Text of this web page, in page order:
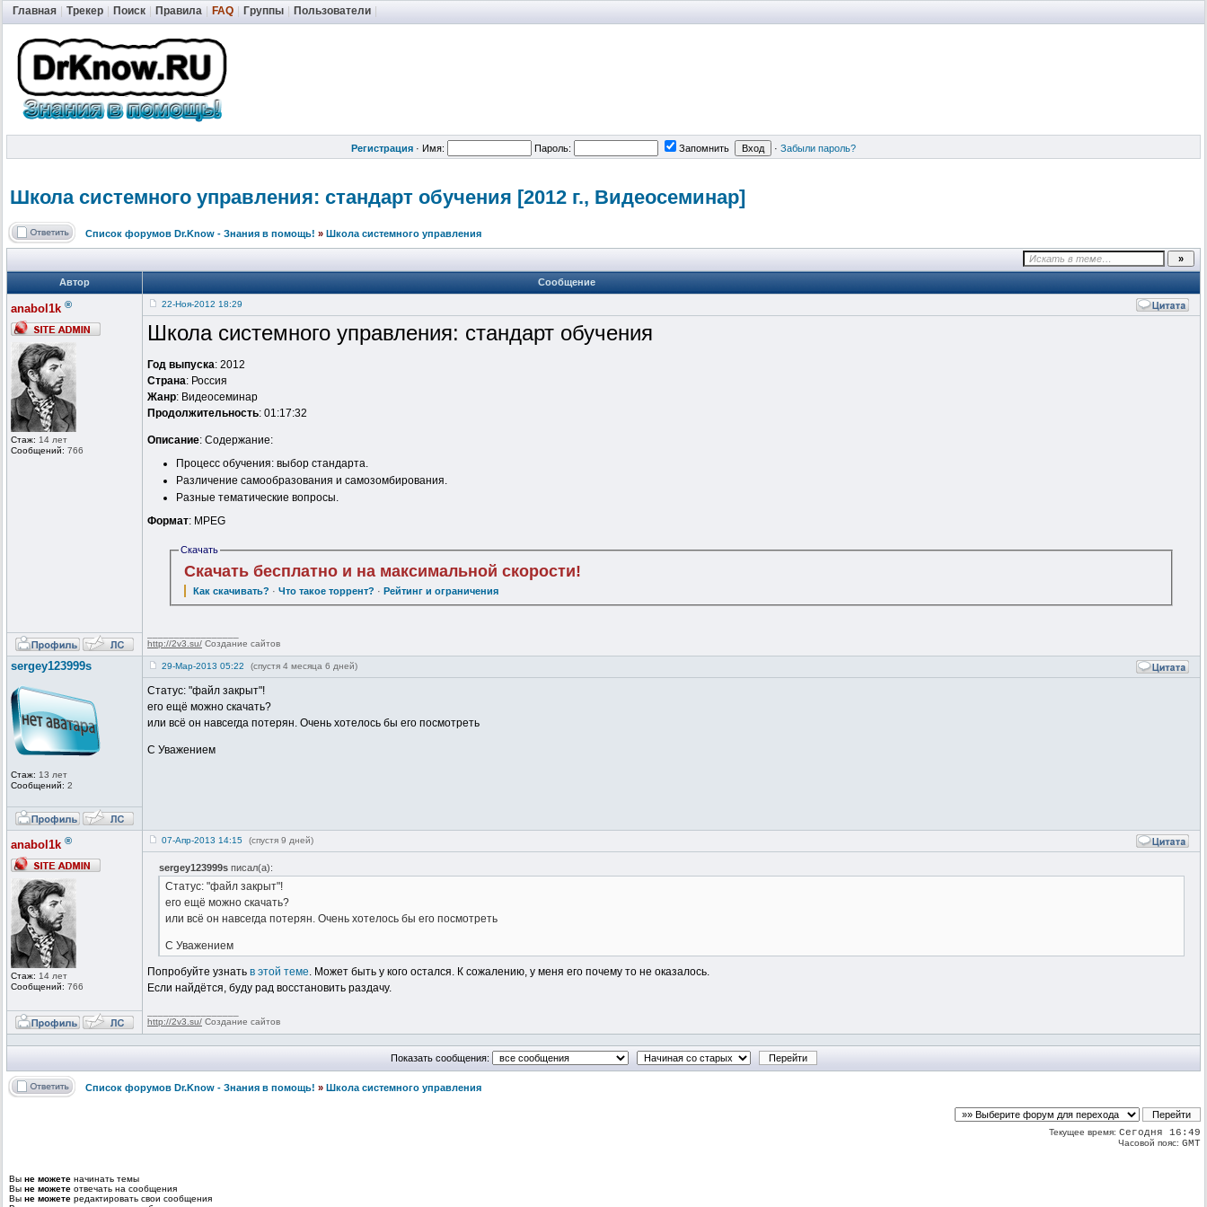
Главная Трекер Поиск Правила FAQ Группы Пользователи
Регистрация · Имя: Пароль: Запомнить · Забыли пароль?
Школа системного управления: стандарт обучения [2012 г., Видеосеминар]
Список форумов Dr.Know - Знания в помощь! » Школа системного управления
Автор Сообщение
anabol1k ®
Стаж: 14 лет
Сообщений: 766
22-Ноя-2012 18:29
Школа системного управления: стандарт обучения
Год выпуска: 2012
Страна: Россия
Жанр: Видеосеминар
Продолжительность: 01:17:32
Описание: Содержание:
Процесс обучения: выбор стандарта.
Различение самообразования и самозомбирования.
Разные тематические вопросы.
Формат: MPEG
Скачать
Скачать бесплатно и на максимальной скорости!
Как скачивать? ·Что такое торрент? · Рейтинг и ограничения
http://2v3.su/ Создание сайтов
sergey123999s
Стаж: 13 лет
Сообщений: 2
29-Мар-2013 05:22 (спустя 4 месяца 6 дней)
Статус: "файл закрыт"!
его ещё можно скачать?
или всё он навсегда потерян. Очень хотелось бы его посмотреть
С Уважением
anabol1k ®
Стаж: 14 лет
Сообщений: 766
07-Апр-2013 14:15 (спустя 9 дней)
sergey123999sписал(а):
Статус: "файл закрыт"!
его ещё можно скачать?
или всё он навсегда потерян. Очень хотелось бы его посмотреть
С Уважением
Попробуйте узнать в этой теме. Может быть у кого остался. К сожалению, у меня его почему то не оказалось.
Если найдётся, буду рад восстановить раздачу.
http://2v3.su/ Создание сайтов
Показать сообщения:
Список форумов Dr.Know - Знания в помощь! » Школа системного управления
Текущее время: Сегодня 16:49
Часовой пояс: GMT
Вы не можете начинать темы
Вы не можете отвечать на сообщения
Вы не можете редактировать свои сообщения